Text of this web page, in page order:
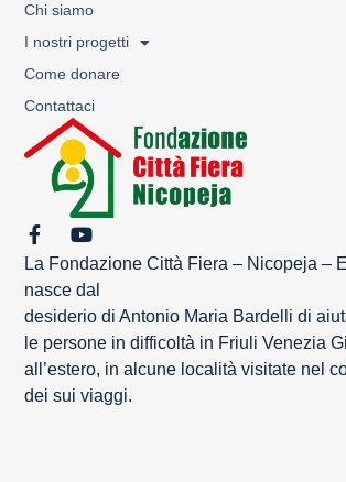
La Fondazione Città Fiera – Nicopeja –
nasce dal
desiderio di Antonio Maria Bardelli di
le persone in difficoltà in Friuli Venezia
all’estero, in alcune località visitate nel
dei sui viaggi.
Chi siamo
I nostri progetti
Come donare
Contattaci